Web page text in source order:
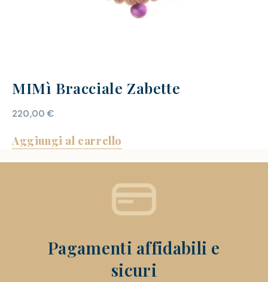
MIMì Bracciale Zabette
220,00€
Aggiungi al carrello
Pagamenti affidabili e
sicuri